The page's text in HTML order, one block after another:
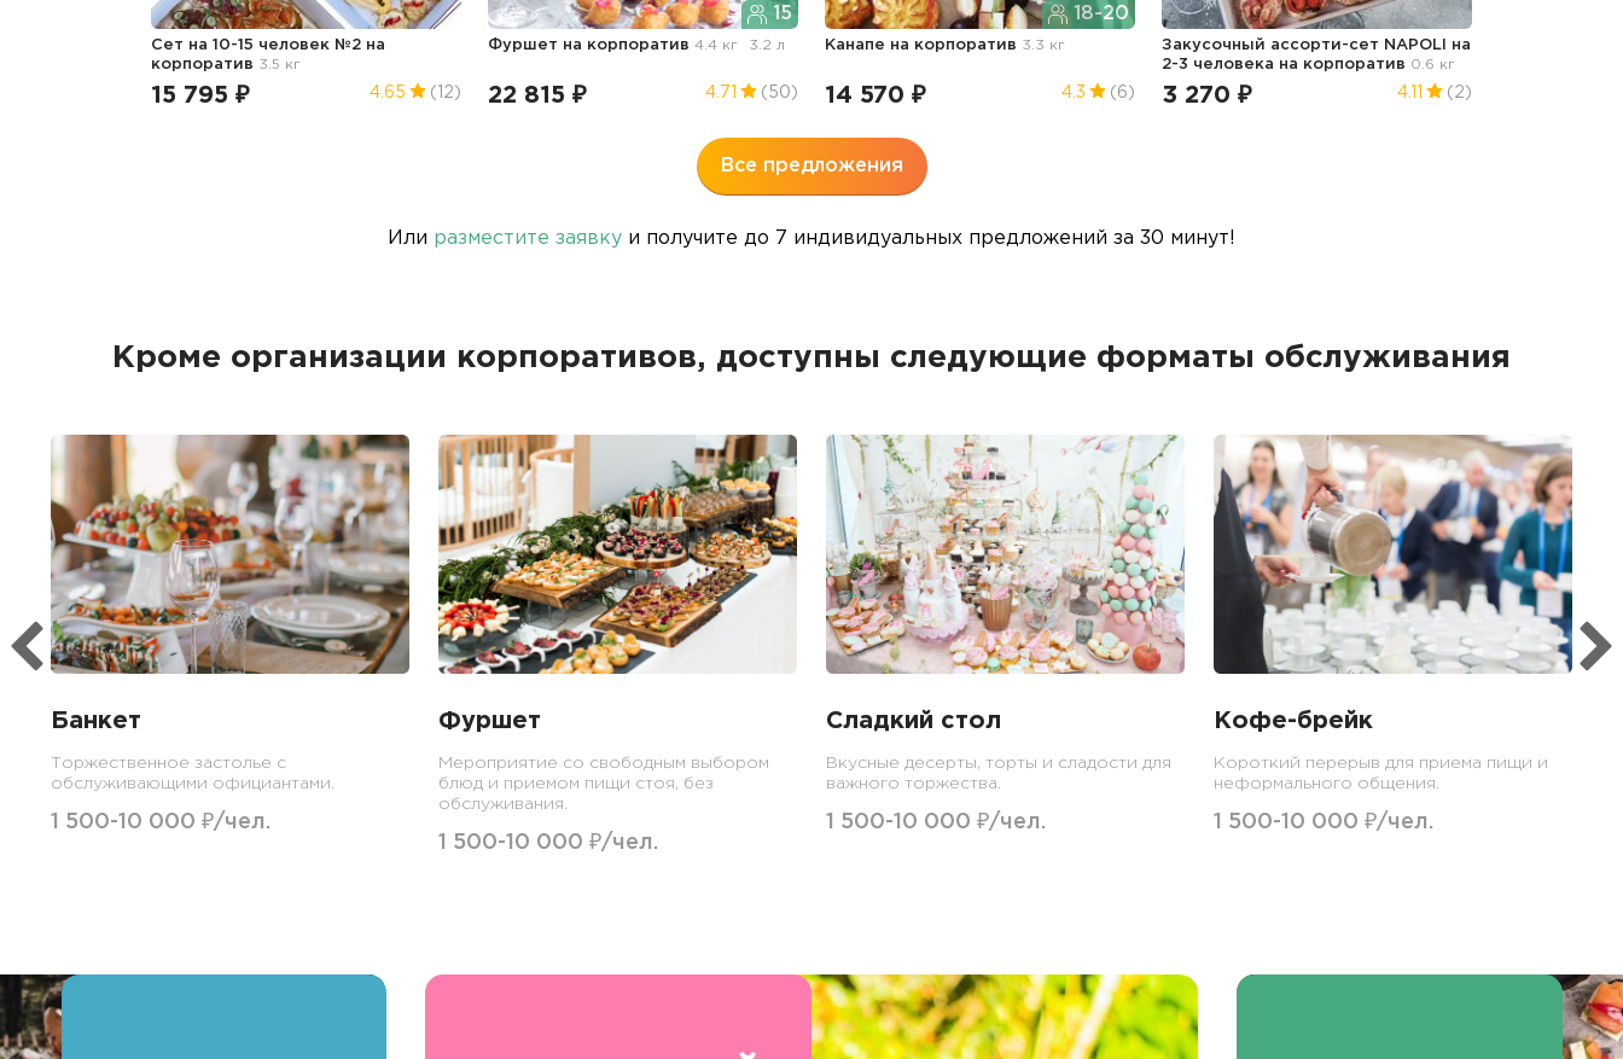
Сет на 10-15 человек №2 на
корпоратив 3.5 кг
15 795 ₽ 4.65 (12)
15
Фуршет на корпоратив 4.4 кг 3.2 л
22 815 ₽ 4.71 (50)
18-20
Канапе на корпоратив 3.3 кг
14 570 ₽ 4.3 (6)
Закусочный ассорти-сет NAPOLI на
2-3 человека на корпоратив 0.6 кг
3 270 ₽ 4.11 (2)
Все предложения
Или разместите заявку и получите до 7 индивидуальных предложений за 30 минут!
Кроме организации корпоративов, доступны следующие форматы обслуживания
Банкет
Торжественное застолье с
обслуживающими официантами.
1 500-10 000 ₽/чел.
Фуршет
Мероприятие со свободным выбором
блюд и приемом пищи стоя, без
обслуживания.
1 500-10 000 ₽/чел.
Сладкий стол
Вкусные десерты, торты и сладости для
важного торжества.
1 500-10 000 ₽/чел.
Кофе-брейк
Короткий перерыв для приема пищи и
неформального общения.
1 500-10 000 ₽/чел.